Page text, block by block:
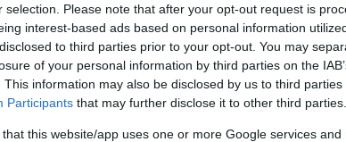
selection. Please note that after your opt-out request is
interest-based ads based on personal information
to third parties prior to your opt-out. You may
of your personal information by third parties on the
This information may also be disclosed by us to third parties
Participants that may further disclose it to other third parties.
that this website/app uses one or more Google services
για τον καρκίνο των
θεραπεία και
τον όγκο